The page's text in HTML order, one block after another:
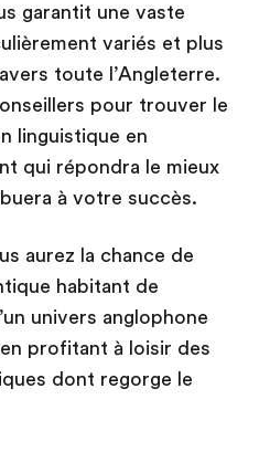
garantit une vaste
variés et plus
toute l’Angleterre.
pour trouver le
linguistique en
qui répondra le mieux
à votre succès.
aurez la chance de
habitant de
univers anglophone
profitant à loisir des
dont regorge le